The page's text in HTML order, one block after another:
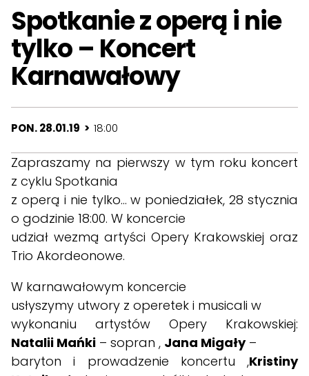
Spotkanie z operą i nie
tylko – Koncert
Karnawałowy
PON. 28.01.19 > 18:00
Zapraszamy na pierwszy w tym roku koncert
z cyklu Spotkania
z operą i nie tylko… w poniedziałek, 28 stycznia
o godzinie 18:00. W koncercie
udział wezmą artyści Opery Krakowskiej oraz
Trio Akordeonowe.
W karnawałowym koncercie
usłyszymy utwory z operetek i musicali w
wykonaniu artystów Opery Krakowskiej:
Natalii Mańki – sopran , Jana Migały–
baryton i prowadzenie koncertu ,Kristiny